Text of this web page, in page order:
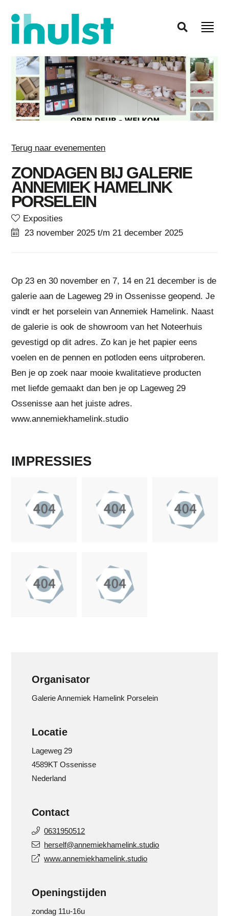
Terug naar evenementen
ZONDAGEN BIJ GALERIE
ANNEMIEK HAMELINK
PORSELEIN
Exposities
23 november 2025 t/m 21 december 2025
Op 23 en 30 november en 7, 14 en 21 december is de
galerie aan de Lageweg 29 in Ossenisse geopend. Je
vindt er het porselein van Annemiek Hamelink. Naast
de galerie is ook de showroom van het Noteerhuis
gevestigd op dit adres. Zo kan je het papier eens
voelen en de pennen en potloden eens uitproberen.
Ben je op zoek naar mooie kwalitatieve producten
met liefde gemaakt dan ben je op Lageweg 29
Ossenisse aan het juiste adres.
www.annemiekhamelink.studio
IMPRESSIES
Organisator
Galerie Annemiek Hamelink Porselein
Locatie
Lageweg 29
4589KT Ossenisse
Nederland
Contact
0631950512
herself@annemiekhamelink.studio
www.annemiekhamelink.studio
Openingstijden
zondag 11u-16u